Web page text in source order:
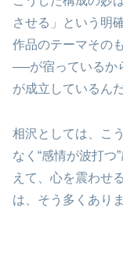
させる」という明
作品のテーマその
──が宿っているか
が成立しているん
相沢としては、こ
なく“感情が波打つ
えて、心を震わせ
は、そう多くあり